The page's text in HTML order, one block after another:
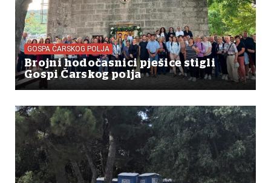
GOSPA ČARSKOG POLJA
Brojni hodočasnici pješice stigli
Gospi Čarskog polja